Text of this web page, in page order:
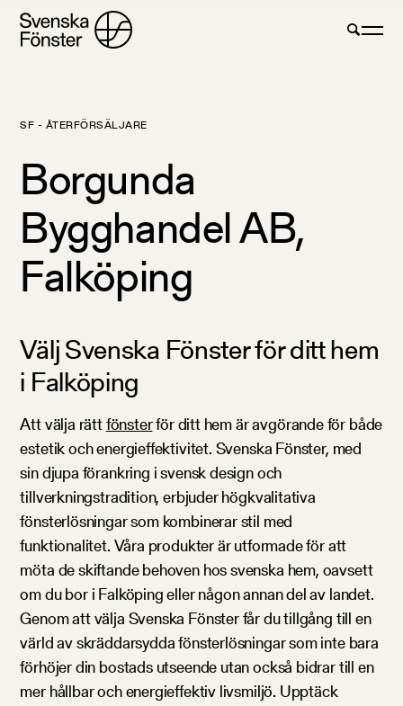
SF - ÅTERFÖRSÄLJARE
Borgunda
Bygghandel AB,
Falköping
Välj Svenska Fönster för ditt hem
i Falköping
Att välja rättfönsterför ditt hem är avgörande för både
estetik och energieffektivitet. Svenska Fönster, med
sin djupa förankring i svensk design och
tillverkningstradition, erbjuder högkvalitativa
fönsterlösningar som kombinerar stil med
funktionalitet. Våra produkter är utformade för att
möta de skiftande behoven hos svenska hem, oavsett
om du bor i Falköping eller någon annan del av landet.
Genom att välja Svenska Fönster får du tillgång till en
värld av skräddarsydda fönsterlösningar som inte bara
förhöjer din bostads utseende utan också bidrar till en
mer hållbar och energieffektiv livsmiljö. Upptäck